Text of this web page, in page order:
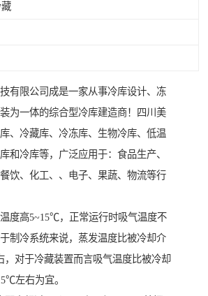
有限公司成是一家从事冷库设计、冻
为一体的综合型冷库建造商！四川美
、冷藏库、冷冻库、生物冷库、低温
和冷库等，广泛应用于：食品生产、
饮、化工、、电子、果蔬、物流等行
度高5~15℃，正常运行时吸气温度不
制冷系统来说，蒸发温度比被冷却介
对于冷藏装置而言吸气温度比被冷却
左右为宜。